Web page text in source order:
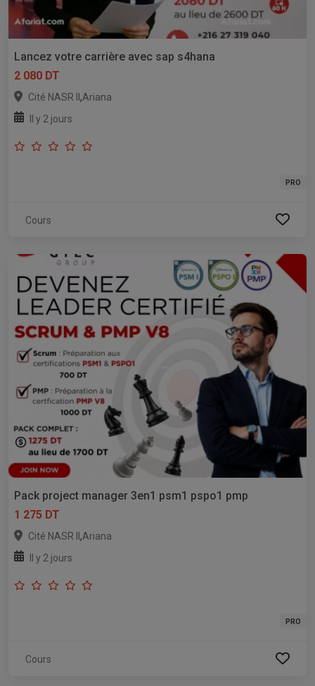
Lancez votre carrière avec sap s4hana
2 080 DT
Cité NASR II ,Ariana
Il y 2 jours
PRO
Cours
Pack project manager 3en1 psm1 pspo1 pmp
1 275 DT
Cité NASR II,Ariana
Il y 2 jours
PRO
Cours